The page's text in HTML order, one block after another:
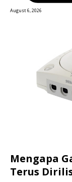
August 6, 2026
Mengapa
Terus